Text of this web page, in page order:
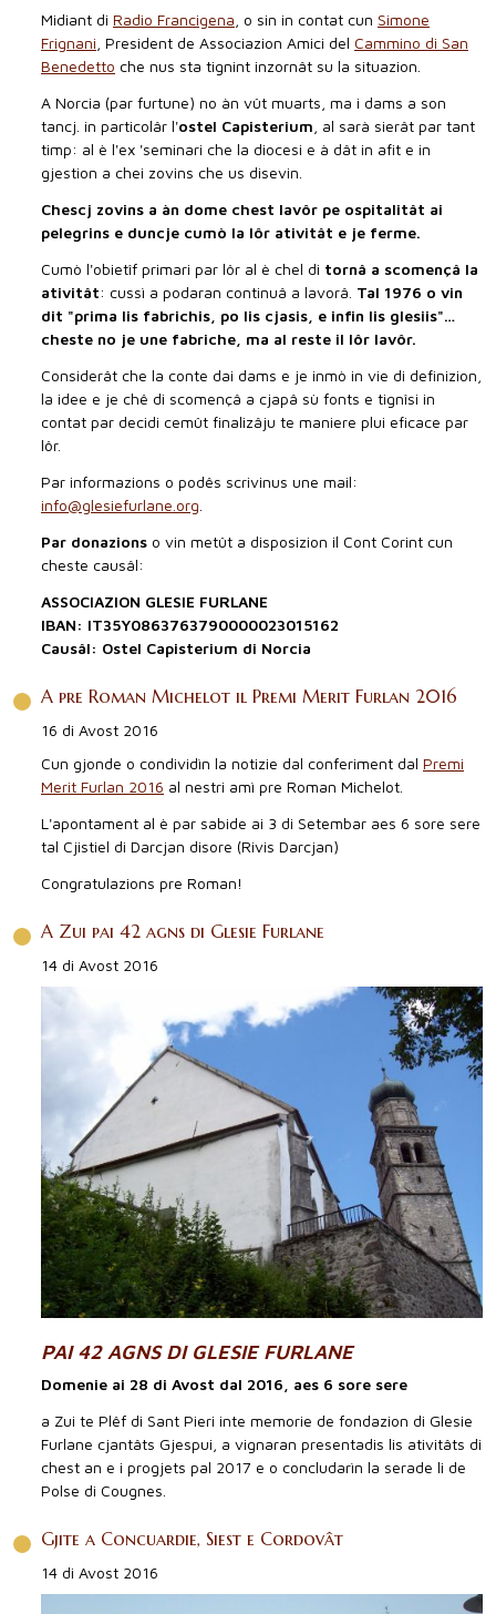
Midiant di Radio Francigena , o sin in contat cun Simone
Frignani , President de Associazion Amici del Cammino di San
Benedetto che nus sta tignint inzornât su la situazion.
A Norcia (par furtune) no àn vût muarts, ma i dams a son
tancj. in particolâr l'ostel Capisterium , al sarà sierât par tant
timp: al è l'ex 'seminari che la diocesi e à dât in afit e in
gjestion a chei zovins che us disevin.
Chescj zovins a àn dome chest lavôr pe ospitalitât ai
pelegrins e duncje cumò la lôr ativitât e je ferme.
Cumò l'obietîf primari par lôr al è chel di tornâ a scomençâ la
ativitât: cussì a podaran continuâ a lavorâ. Tal 1976 o vin
dit "prima lis fabrichis, po lis cjasis, e infin lis glesiis"…
cheste no je une fabriche, ma al reste il lôr lavôr.
Considerât che la conte dai dams e je inmò in vie di definizion,
la idee e je chê di scomençâ a cjapâ sù fonts e tignîsi in
contat par decidi cemût finalizâju te maniere plui eficace par
lôr.
Par informazions o podês scrivinus une mail:
info@glesiefurlane.org
Par donazions o vin metût a disposizion il Cont Corint cun
cheste causâl:
ASSOCIAZION GLESIE FURLANE
IBAN: IT35Y0863763790000023015162
Causâl: Ostel Capisterium di Norcia
A pre Roman Michelot il Premi Merit Furlan 2016
16 di Avost 2016
Cun gjonde o condividìn la notizie dal conferiment dal Premi
Merit Furlan 2016 al nestri amì pre Roman Michelot.
L'apontament al è par sabide ai 3 di Setembar aes 6 sore sere
tal Cjistiel di Darcjan disore (Rivis Darcjan)
Congratulazions pre Roman!
A Zui pai 42 agns di Glesie Furlane
14 di Avost 2016
PAI 42 AGNS DI GLESIE FURLANE
Domenie ai 28 di Avost dal 2016, aes 6 sore sere
a Zui te Plêf di Sant Pieri inte memorie de fondazion di Glesie
Furlane cjantâts Gjespui, a vignaran presentadis lis ativitâts di
chest an e i progjets pal 2017 e o concludarìn la serade li de
Polse di Cougnes.
Gjite a Concuardie, Siest e Cordovât
14 di Avost 2016